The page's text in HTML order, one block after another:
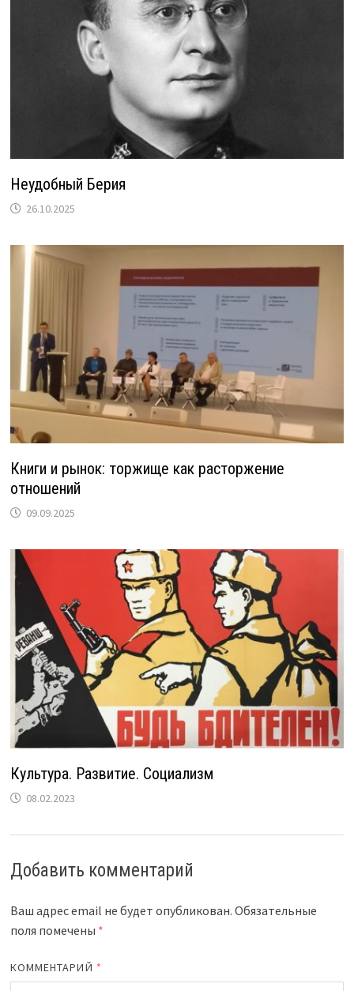
Неудобный Берия
26.10.2025
Книги и рынок: торжище как расторжение
отношений
09.09.2025
Культура. Развитие. Социализм
08.02.2023
Добавить комментарий
Ваш адрес email не будет опубликован. Обязательные
поля помечены *
КОММЕНТАРИЙ *